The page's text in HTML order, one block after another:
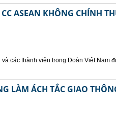
ASEAN KHÔNG CHÍNH
các thành viên trong Đoàn Việt Nam
LÀM ÁCH TẮC GIAO